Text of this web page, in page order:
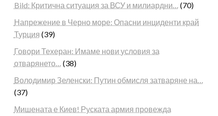
Bild: Критична ситуация за ВСУ и милиардни… (70)
Напрежение в Черно море: Опасни инциденти край
Турция (39)
Говори Техеран: Имаме нови условия за
отварянето… (38)
Володимир Зеленски: Путин обмисля затваряне на…
(37)
Мишената е Киев! Руската армия провежда